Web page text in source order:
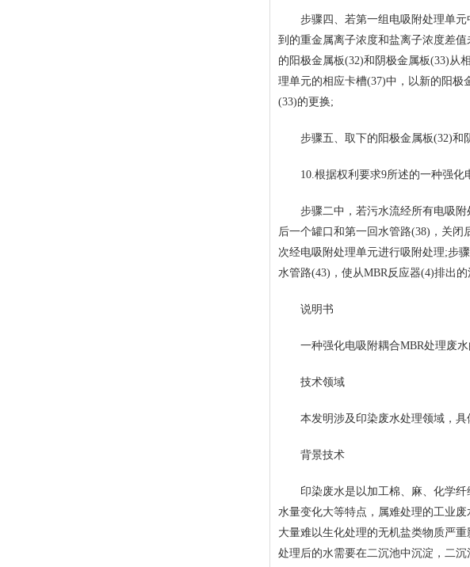
步骤四、若第一组电吸附处理单元
到的重金属离子浓度和盐离子浓度差
的阳极金属板(32)和阴极金属板(33)从
理单元的相应卡槽(37)中，以新的阳极
(33)的更换;
步骤五、取下的阳极金属板(32)和阴
10.根据权利要求9所述的一种强化
步骤二中，若污水流经所有电吸附
后一个罐口和第一回水管路(38)，关闭
次经电吸附处理单元进行吸附处理;步
水管路(43)，使从MBR反应器(4)排出
说明书
一种强化电吸附耦合MBR处理废水
技术领域
本发明涉及印染废水处理领域，具
背景技术
印染废水是以加工棉、麻、化学纤
水量变化大等特点，属难处理的工业
大量难以生化处理的无机盐类物质严
处理后的水需要在二沉池中沉淀，二